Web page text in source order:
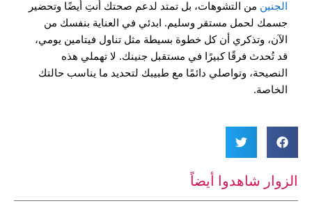
الزوار شاهدوا أيضاً
الجنين من التشوهات، بل تمتد لدعم صحتك أنتِ أيضًا وتحضير
جسمك لحمل مستقر وسليم. ابدئي في العناية بنفسك من
الآن، وتذكري أن كل خطوة بسيطة مثل تناول فيتامين يومي،
قد تُحدث فرقًا كبيرًا في مستقبل جنينك. لا تهملي هذه
النصيحة، وتواصلي دائمًا مع طبيبك لتحديد ما يناسب حالتك
الخاصة.